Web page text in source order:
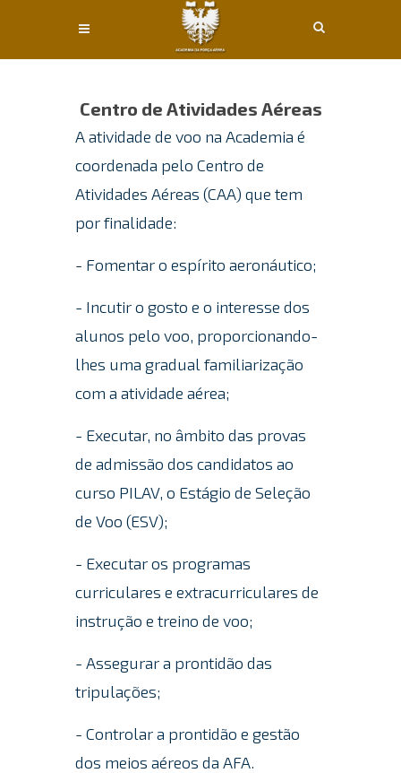
Centro de Atividades Aéreas
A atividade de voo na Academia é
coordenada pelo Centro de
Atividades Aéreas (CAA) que tem
por finalidade:
- Fomentar o espírito aeronáutico;
- Incutir o gosto e o interesse dos
alunos pelo voo, proporcionando-
lhes uma gradual familiarização
com a atividade aérea;
- Executar, no âmbito das provas
de admissão dos candidatos ao
curso PILAV, o Estágio de Seleção
de Voo (ESV);
- Executar os programas
curriculares e extracurriculares de
instrução e treino de voo;
- Assegurar a prontidão das
tripulações;
- Controlar a prontidão e gestão
dos meios aéreos da AFA.